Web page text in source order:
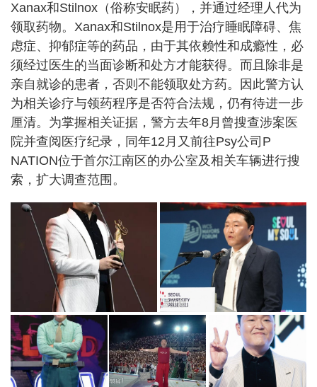
Xanax和Stilnox（俗称安眠药），并通过经理人代为
领取药物。Xanax和Stilnox是用于治疗睡眠障碍、焦
虑症、抑郁症等的药品，由于其依赖性和成瘾性，必
须经过医生的当面诊断和处方才能获得。而且除非是
亲自就诊的患者，否则不能领取处方药。因此警方认
为相关诊疗与领药程序是否符合法规，仍有待进一步
厘清。为掌握相关证据，警方去年8月曾搜查涉案医
院并查阅医疗纪录，同年12月又前往Psy公司P
NATION位于首尔江南区的办公室及相关车辆进行搜
索，扩大调查范围。